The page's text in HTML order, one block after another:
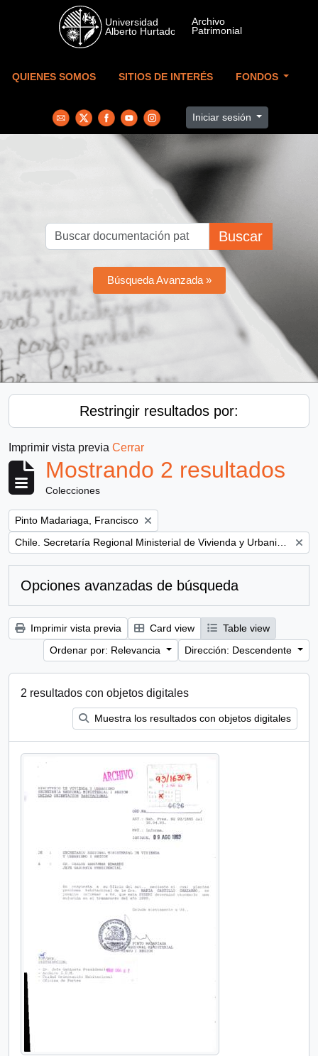
Skip to main content
QUIENES SOMOS SITIOS DE INTERÉS FONDOS
Iniciar sesión
Buscar
Búsqueda Avanzada »
Restringir resultados por:
Imprimir vista previa Cerrar
Mostrando 2 resultados
Colecciones
Remove filter:
Pinto Madariaga, Francisco
Remove filter:
Opciones avanzadas de búsqueda
Imprimir vista previa Card view
Table view
Ordenar por: Relevancia
Dirección: Descendente
2 resultados con objetos digitales
Muestra los resultados con objetos digitales